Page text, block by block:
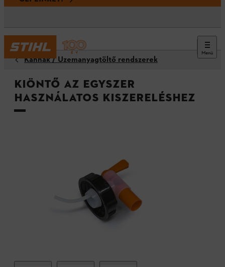
Menü
Kannák / Üzemanyagtöltő rendszerek
Kiöntő az egyszer
használatos kiszereléshez